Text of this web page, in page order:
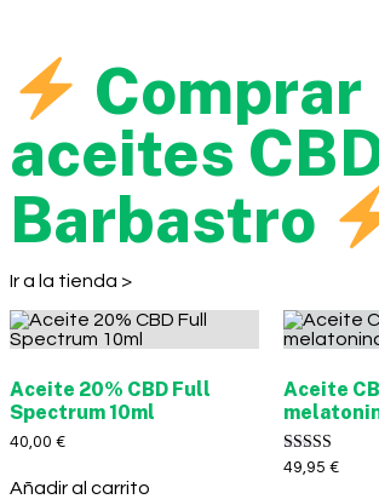
Comprar
aceites
Barbastro
Ir a la tienda >
Aceite 20% CBD Full
Spectrum 10ml
40,00 €
Añadir al carrito
Aceite
Valorado con
49,95 €